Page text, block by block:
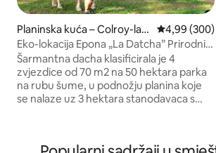
Planinska kuća – Colroy-la-
Grande
Prosječna
4,99 (300)
Eko-lokacija Epona „La Datcha” Prirodni
park Vosges
Šarmantna dacha klasificirala je 4
zvjezdice od 70 m2 na 50 hektara parka
na rubu šume, u podnožju planina koje
se nalaze uz 3 hektara stanodavaca s